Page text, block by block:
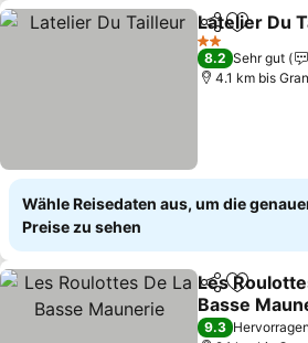
TeilenZu
Latelier Du
2 Sterne
8.2 Sehr gut
4.1 km bis
Wähle Reisedaten aus, um die
Preise zu sehen
TeilenZu
Les
Basse
Preise sehen
9.3